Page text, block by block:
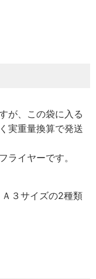
が、この袋に入る
実重量換算で発送
ライヤーです。
３サイズの2種類